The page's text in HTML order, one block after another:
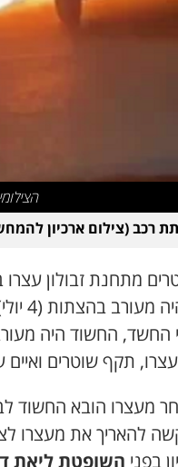
הצילומים
רכב (צילום ארכיון
מעורב בהצתות (4 יולי).
תקף שוטרים ואיים
מעצרו הובא החשוד
להאריך את מעצרו
בפני השופטת ליאת